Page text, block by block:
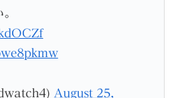
August 25,